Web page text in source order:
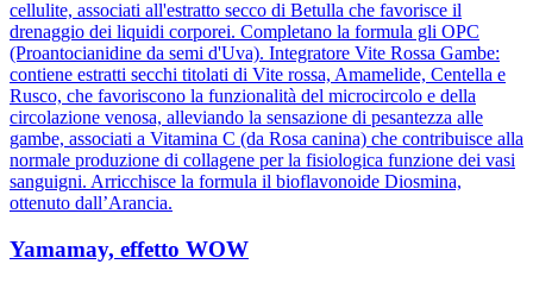
cellulite, associati all'estratto secco di Betulla che favorisce il
drenaggio dei liquidi corporei. Completano la formula gli OPC
(Proantocianidine da semi d'Uva). Integratore Vite Rossa Gambe:
contiene estratti secchi titolati di Vite rossa, Amamelide, Centella e
Rusco, che favoriscono la funzionalità del microcircolo e della
circolazione venosa, alleviando la sensazione di pesantezza alle
gambe, associati a Vitamina C (da Rosa canina) che contribuisce alla
normale produzione di collagene per la fisiologica funzione dei vasi
sanguigni. Arricchisce la formula il bioflavonoide Diosmina,
ottenuto dall’Arancia.
Yamamay, effetto WOW